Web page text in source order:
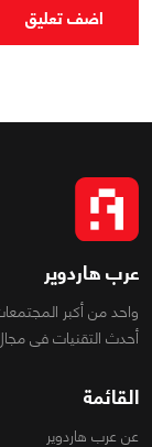
اضف تعليق
عرب هاردوير
واحد من أكبر
أحدث التقنيات فى مجال
القائمة
عن عرب هاردوير